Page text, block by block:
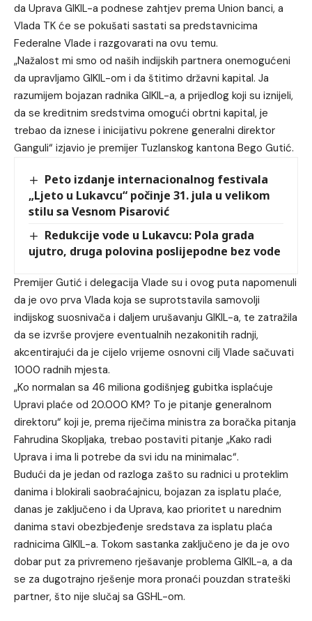
da Uprava GIKIL-a podnese zahtjev prema Union banci, a
Vlada TK će se pokušati sastati sa predstavnicima
Federalne Vlade i razgovarati na ovu temu.
„Nažalost mi smo od naših indijskih partnera onemogućeni
da upravljamo GIKIL-om i da štitimo državni kapital. Ja
razumijem bojazan radnika GIKIL-a, a prijedlog koji su iznijeli,
da se kreditnim sredstvima omogući obrtni kapital, je
trebao da iznese i inicijativu pokrene generalni direktor
Ganguli“ izjavio je premijer Tuzlanskog kantona Bego Gutić.
Peto izdanje internacionalnog festivala
„Ljeto u Lukavcu“ počinje 31. jula u velikom
stilu sa Vesnom Pisarović
Redukcije vode u Lukavcu: Pola grada
ujutro, druga polovina poslijepodne bez vode
Premijer Gutić i delegacija Vlade su i ovog puta napomenuli
da je ovo prva Vlada koja se suprotstavila samovolji
indijskog suosnivača i daljem urušavanju GIKIL-a, te zatražila
da se izvrše provjere eventualnih nezakonitih radnji,
akcentirajući da je cijelo vrijeme osnovni cilj Vlade sačuvati
1000 radnih mjesta.
„Ko normalan sa 46 miliona godišnjeg gubitka isplaćuje
Upravi plaće od 20.000 KM? To je pitanje generalnom
direktoru“ koji je, prema riječima ministra za boračka pitanja
Fahrudina Skopljaka, trebao postaviti pitanje „Kako radi
Uprava i ima li potrebe da svi idu na minimalac“.
Budući da je jedan od razloga zašto su radnici u proteklim
danima i blokirali saobraćajnicu, bojazan za isplatu plaće,
danas je zaključeno i da Uprava, kao prioritet u narednim
danima stavi obezbjeđenje sredstava za isplatu plaća
radnicima GIKIL-a. Tokom sastanka zaključeno je da je ovo
dobar put za privremeno rješavanje problema GIKIL-a, a da
se za dugotrajno rješenje mora pronaći pouzdan strateški
partner, što nije slučaj sa GSHL-om.